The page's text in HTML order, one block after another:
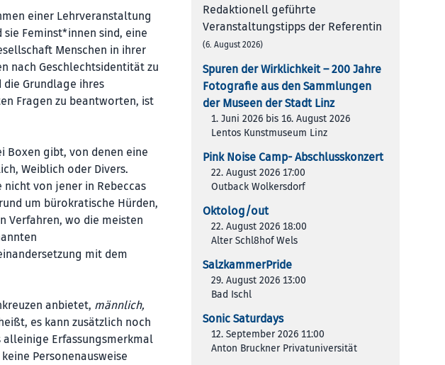
einer Lehrveranstaltung
sie Feminst*innen sind, eine
Menschen in ihrer
nach Geschlechtsidentität zu
die Grundlage ihres
Fragen zu beantworten, ist
Boxen gibt, von denen eine
Weiblich oder Divers.
von jener in Rebeccas
um bürokratische Hürden,
Verfahren, wo die meisten
mit dem
anbietet, männlich,
es kann zusätzlich noch
alleinige Erfassungsmerkmal
Personenausweise
Redaktionell geführte
Veranstaltungstipps der Referentin
(6. August 2026)
Spuren der Wirklichkeit – 200 Jah­re
Foto­gra­fie aus den Samm­lun­gen
der Muse­en der Stadt Linz
1. Juni 2026 bis 16. August 2026
Lentos Kunstmuseum Linz
Pink Noise Camp- Abschlusskonzert
22. August 2026 17:00
Outback Wolkersdorf
Oktolog/out
22. August 2026 18:00
Alter Schl8hof Wels
SalzkammerPride
29. August 2026 13:00
Bad Ischl
Sonic Saturdays
12. September 2026 11:00
Anton Bruckner Privatuniversität